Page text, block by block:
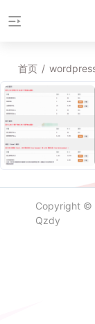
首页 /
Copyright ©
Qzdy